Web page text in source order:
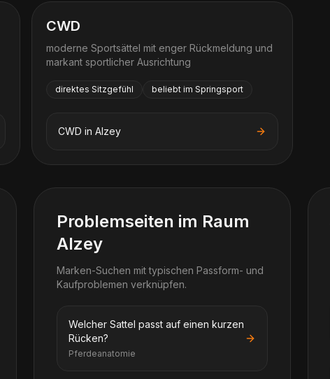
CWD
moderne Sportsättel mit enger Rückmeldung und
markant sportlicher Ausrichtung
direktes Sitzgefühl beliebt im Springsport
CWD inAlzey
Problemseiten im Raum
Alzey
Marken-Suchen mit typischen Passform- und
Kaufproblemen verknüpfen.
Welcher Sattel passt auf einen kurzen
Rücken?
Pferdeanatomie